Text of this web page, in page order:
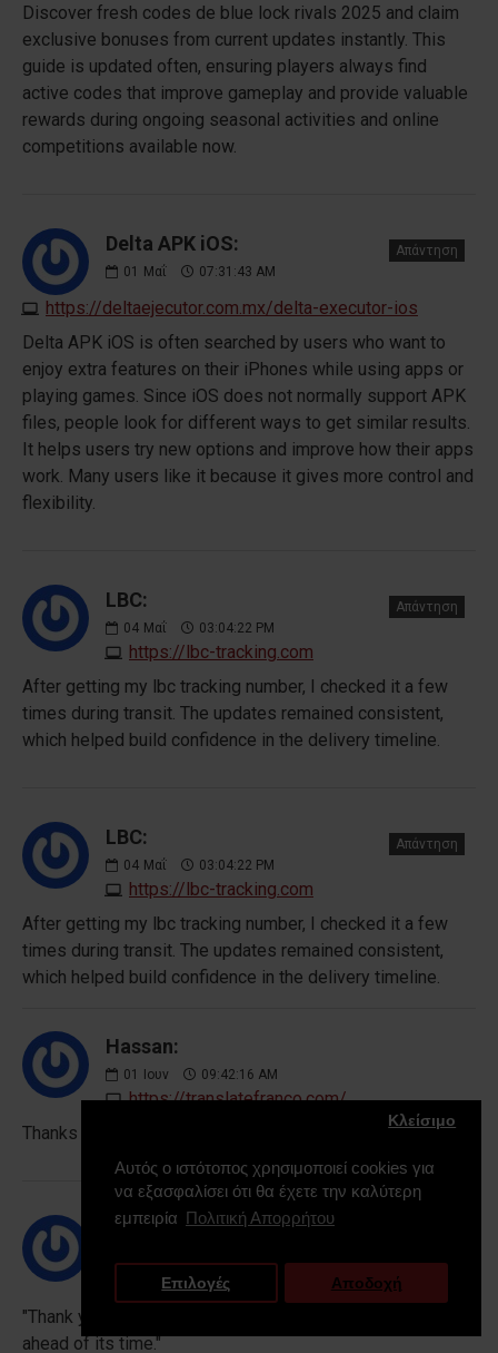
Αυτός ο ιστότοπος χρησιμοποιεί cookies για
να εξασφαλίσει ότι θα έχετε την καλύτερη
εμπειρία Πολιτική Απορρήτου
Κλείσιμο
Επιλογές Αποδοχή
Discover fresh codes de blue lock rivals 2025 and claim
exclusive bonuses from current updates instantly. This
guide is updated often, ensuring players always find
active codes that improve gameplay and provide valuable
rewards during ongoing seasonal activities and online
competitions available now.
Delta APK iOS:
01 Μαΐ 07:31:43 AM
https://deltaejecutor.com.mx/delta-executor-ios
Απάντηση
Delta APK iOS is often searched by users who want to
enjoy extra features on their iPhones while using apps or
playing games. Since iOS does not normally support APK
files, people look for different ways to get similar results.
It helps users try new options and improve how their apps
work. Many users like it because it gives more control and
flexibility.
LBC:
04 Μαΐ 03:04:22 PM
https://lbc-tracking.com
Απάντηση
After getting my lbc tracking number, I checked it a few
times during transit. The updates remained consistent,
which helped build confidence in the delivery timeline.
LBC:
04 Μαΐ 03:04:22 PM
https://lbc-tracking.com
Απάντηση
After getting my lbc tracking number, I checked it a few
times during transit. The updates remained consistent,
which helped build confidence in the delivery timeline.
Hassan:
01 Ιουν 09:42:16 AM
https://translatefranco.com/
Thanks a lot for this amazing post.
HJHG:
https://play99exchange.online
"Thank you for sharing this forward-thinking analysis; it’s
ahead of its time."